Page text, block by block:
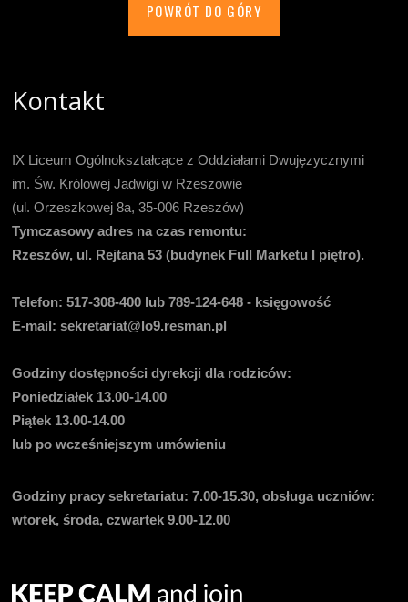
POWRÓT DO GÓRY
Kontakt
IX Liceum Ogólnokształcące z Oddziałami Dwujęzycznymi
im. Św. Królowej Jadwigi w Rzeszowie
(ul. Orzeszkowej 8a, 35-006 Rzeszów)
Tymczasowy adres na czas remontu:
Rzeszów, ul. Rejtana 53 (budynek Full Marketu I piętro).
Telefon:517-308-400 lub 789-124-648 - księgowość
E-mail: sekretariat@lo9.resman.pl
Godziny dostępności dyrekcji dla rodziców:
Poniedziałek 13.00-14.00
Piątek 13.00-14.00
lub po wcześniejszym umówieniu
Godziny pracy sekretariatu: 7.00-15.30, obsługa uczniów:
wtorek, środa, czwartek 9.00-12.00